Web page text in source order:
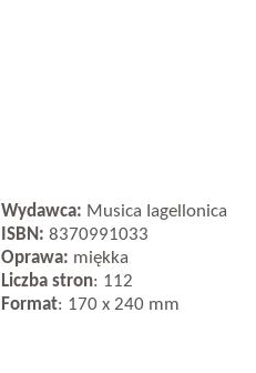
Wydawca: Musica Iagellonica
ISBN: 8370991033
Oprawa: miękka
Liczba stron: 112
Format: 170 x 240 mm